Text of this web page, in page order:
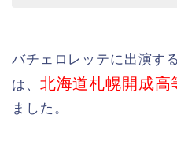
バチェロレッテに出演す
は、 北海道札幌開成高
ました。